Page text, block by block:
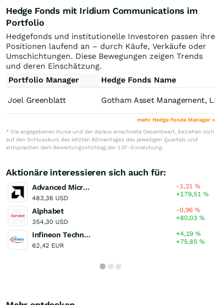
Hedge Fonds mit Iridium Communications im
Portfolio
Hedgefonds und institutionelle Investoren passen ihre
Positionen laufend an – durch Käufe, Verkäufe oder
Umschichtungen. Diese Bewegungen zeigen Trends
und deren Einschätzung.
Portfolio Manager
Hedge Fonds Name
Joel Greenblatt Gotham Asset Management,
mehr Hedge Fonds Manager »
* Die angegebenen Kurse und der daraus errechnete Gesamtwert, beziehen sich
auf den Schlusskurs des letzten Börsentages des jeweiligen Quartals und
entsprechen dem Bewertungsstichtag der 13F-Einreichung.
Aktionäre interessieren sich auch für:
Advanced Micro Devices
483,36 USD
-1,21%
+179,51 %
Alphabet
354,30 USD
-0,96%
+80,03%
Infineon Technologies
62,42 EUR
+4,19%
+75,85%